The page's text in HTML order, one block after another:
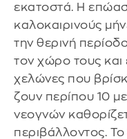
εκατοστά. Η
καλοκαιρινούς
την θερινή
τον χώρο τους και
χελώνες που
ζουν περίπου 10
νεογνών
περιβάλλοντος. Το